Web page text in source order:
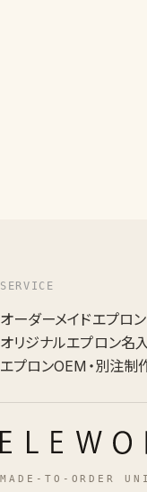
SERVICE
オーダーメイドエプロン
オリジナルエプロン名
エプロンOEM・別注制
MADE-TO-ORDER